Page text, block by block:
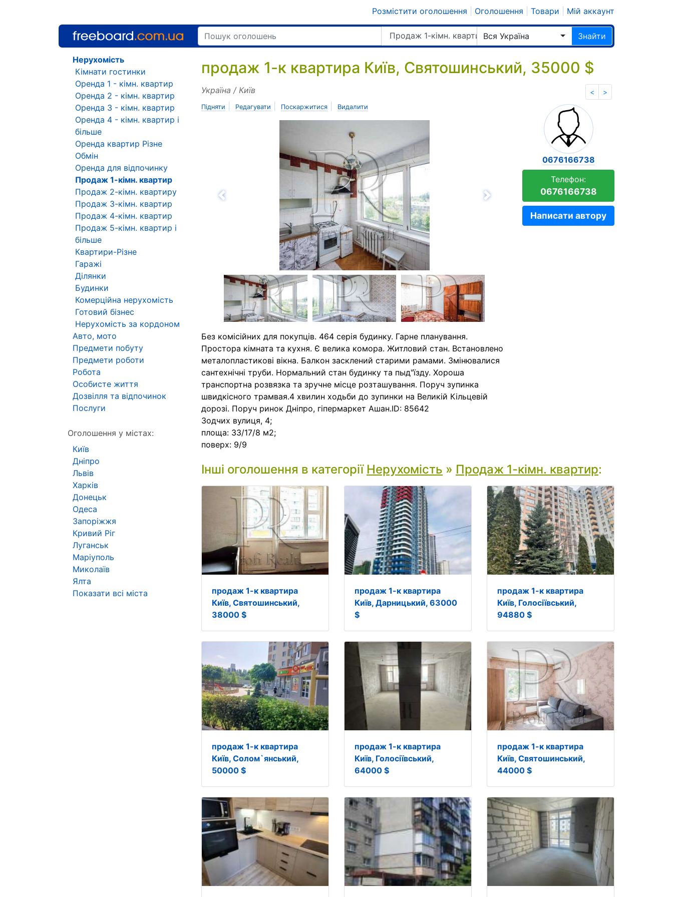
Розмістити оголошення Оголошення Товари Мій аккаунт
Продаж 1-кімн. квартирВся Україна Знайти
продаж 1-к квартира Київ, Святошинський, 35000 $
< >
Україна / Київ
Підняти Редагувати Поскаржитися Видалити
Назад
Без комісійних для покупців. 464 серія будинку. Гарне планування.
Простора кімната та кухня. Є велика комора. Житловий стан. Встановлено
металопластикові вікна. Балкон засклений старими рамами. Змінювалися
сантехнічні труби. Нормальний стан будинку та пыд"їзду. Хороша
транспортна розвязка та зручне місце розташування. Поруч зупинка
швидкісного трамвая.4 хвилин ходьби до зупинки на Великій Кільцевій
дорозі. Поруч ринок Дніпро, гіпермаркет Ашан.ID: 85642
Зодчих вулиця, 4;
площа: 33/17/8 м2;
поверх: 9/9
0676166738
Телефон:
0676166738
Написати автору
Інші оголошення в категорії Нерухомість » Продаж 1-кімн. квартир:
продаж 1-к квартира
Київ, Святошинський,
38000 $
продаж 1-к квартира
Київ, Дарницький, 63000
$
продаж 1-к квартира
Київ, Голосіївський,
94880 $
продаж 1-к квартира
Київ, Солом`янський,
50000 $
продаж 1-к квартира
Київ, Голосіївський,
64000 $
продаж 1-к квартира
Київ, Святошинський,
44000 $
Нерухомість
Кімнати гостинки
Оренда 1 - кімн. квартир
Оренда 2 - кімн. квартир
Оренда 3 - кімн. квартир
Оренда 4 - кімн. квартир і
більше
Оренда квартир Різне
Обмін
Оренда для відпочинку
Продаж 1-кімн. квартир
Продаж 2-кімн. квартиру
Продаж 3-кімн. квартир
Продаж 4-кімн. квартир
Продаж 5-кімн. квартир і
більше
Квартири-Різне
Гаражі
Ділянки
Будинки
Комерційна нерухомість
Готовий бізнес
Нерухомість за кордоном
Авто, мото
Предмети побуту
Предмети роботи
Робота
Особисте життя
Дозвілля та відпочинок
Послуги
Оголошення у містах:
Київ
Дніпро
Львів
Харків
Донецьк
Одеса
Запоріжжя
Кривий Ріг
Луганськ
Маріуполь
Миколаїв
Ялта
Показати всі міста